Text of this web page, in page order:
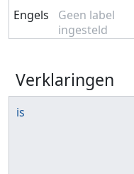
Engels
Geen label
ingesteld
Verklaringen
is